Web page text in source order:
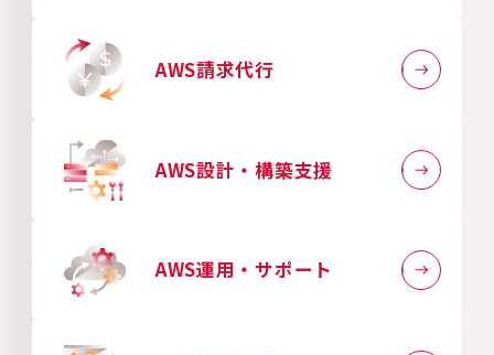
AWS請求代行
AWS設計・構築支援
AWS運用・サポート